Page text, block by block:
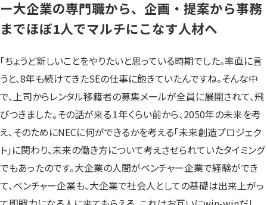
ー大企業の専門職から、企画・提案から事務
までほぼ1人でマルチにこなす人材へ
「ちょうど新しいことをやりたいと思っている時期でした。率直に言
うと、8年も続けてきたSEの仕事に飽きていたんですね。そんな中
で、上司からレンタル移籍者の募集メールが全員に展開されて、飛
びつきました。その話が来る１年くらい前から、2050年の未来を考
え、そのためにNECに何ができるかを考える「未来創造プロジェク
ト」に関わり、未来の働き方について考えさせられていたタイミング
でもあったのです。大企業の人間がベンチャー企業で経験ができ
て、ベンチャー企業も、大企業で社会人としての基礎は出来上がっ